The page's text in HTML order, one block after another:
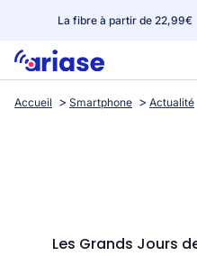
La fibre à partir de 22,99€
Box internet
Accueil Smartphone Actualité
Les Grands Jours